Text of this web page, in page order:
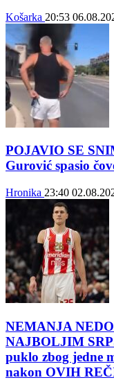
Košarka 20:53
POJAVIO SE
Gurović spasio
Hronika 23:40
NEMANJA
NAJBOLJIM
puklo zbog jedne
nakon OVIH